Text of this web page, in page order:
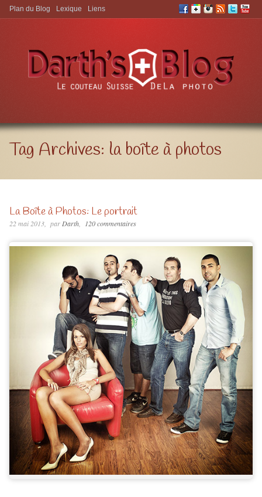
Aller à:
Plan du Blog Lexique Liens
Tag Archives: la boîte à photos
La Boîte à Photos: Le portrait
22 mai 2013 parDarth 120 commentaires